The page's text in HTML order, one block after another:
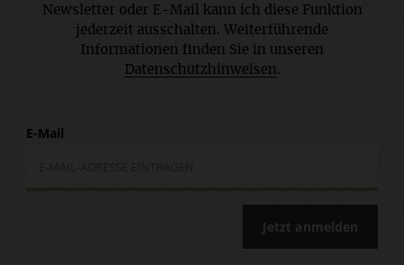
Newsletter oder E-Mail kann ich diese Funktion
jederzeit ausschalten. Weiterführende
Informationen finden Sie in unseren
Datenschutzhinweisen .
E-Mail
Jetzt anmelden